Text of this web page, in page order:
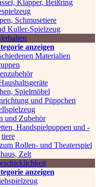
Klapper, Beißring
Schmusetiere
Kuller-Spielzeug
anzeigen
Materialien
Spielmöbel
und Püppchen
und Zubehör
Handspielpuppen und -
tiere
Rollen- und Theaterspiel
Zelt
anzeigen